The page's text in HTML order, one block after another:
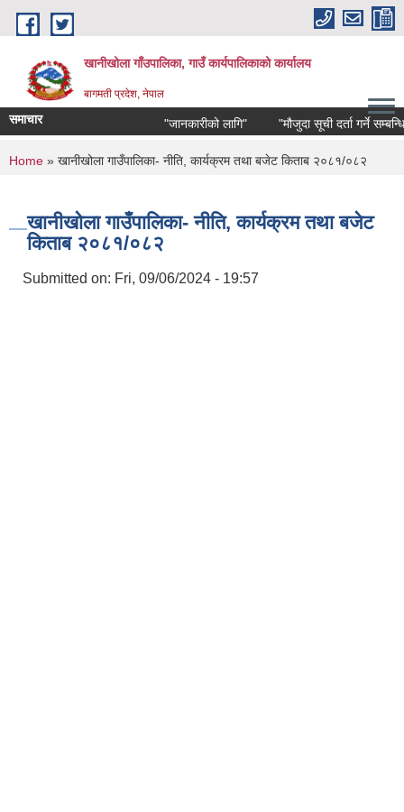
Skip to main content
खानीखोला गाँउपालिका, गाउँ कार्यपालिकाको कार्यालय
बागमती प्रदेश, नेपाल
समाचार "जानकारीको लागि" "मौजुदा सूची दर्ता गर्ने सम्बन्धि
You are here
Home » खानीखोला गाउँपालिका- नीति, कार्यक्रम तथा बजेट किताब २०८१/०८२
खानीखोला गाउँपालिका- नीति, कार्यक्रम तथा बजेट
किताब २०८१/०८२
Submitted on: Fri, 09/06/2024 - 19:57